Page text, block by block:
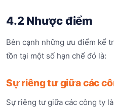
4.2 Nhược điểm
Bên cạnh những ưu điểm kể
tồn tại một số hạn chế đó là:
Sự riêng tư giữa các
Sự riêng tư giữa các công ty